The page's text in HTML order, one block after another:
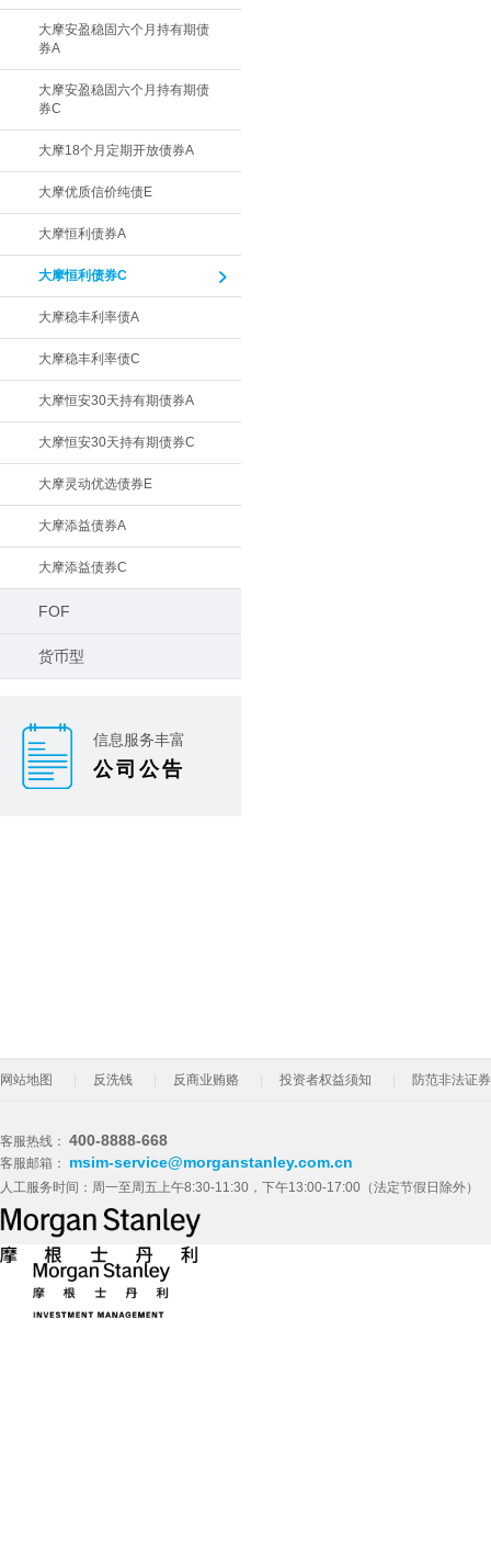
大摩安盈稳固六个月持有期债
券A
大摩安盈稳固六个月持有期债
券C
大摩18个月定期开放债券A
大摩优质信价纯债E
大摩恒利债券A
大摩恒利债券C
大摩稳丰利率债A
大摩稳丰利率债C
大摩恒安30天持有期债券A
大摩恒安30天持有期债券C
大摩灵动优选债券E
大摩添益债券A
大摩添益债券C
FOF
货币型
信息服务丰富
公司公告
网站地图 反洗钱 反商业贿赂 投资者权益须知 防范非法证
客服热线： 400-8888-668
客服邮箱： msim-service@morganstanley.com.cn
人工服务时间：周一至周五上午8:30-11:30，下午13:00-17:00（法定节假日除外）